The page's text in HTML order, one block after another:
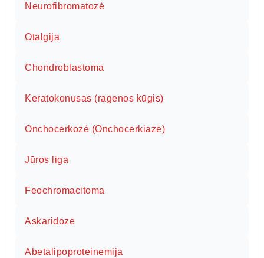
Neurofibromatozė
Otalgija
Chondroblastoma
Keratokonusas (ragenos kūgis)
Onchocerkozė (Onchocerkiazė)
Jūros liga
Feochromacitoma
Askaridozė
Abetalipoproteinemija